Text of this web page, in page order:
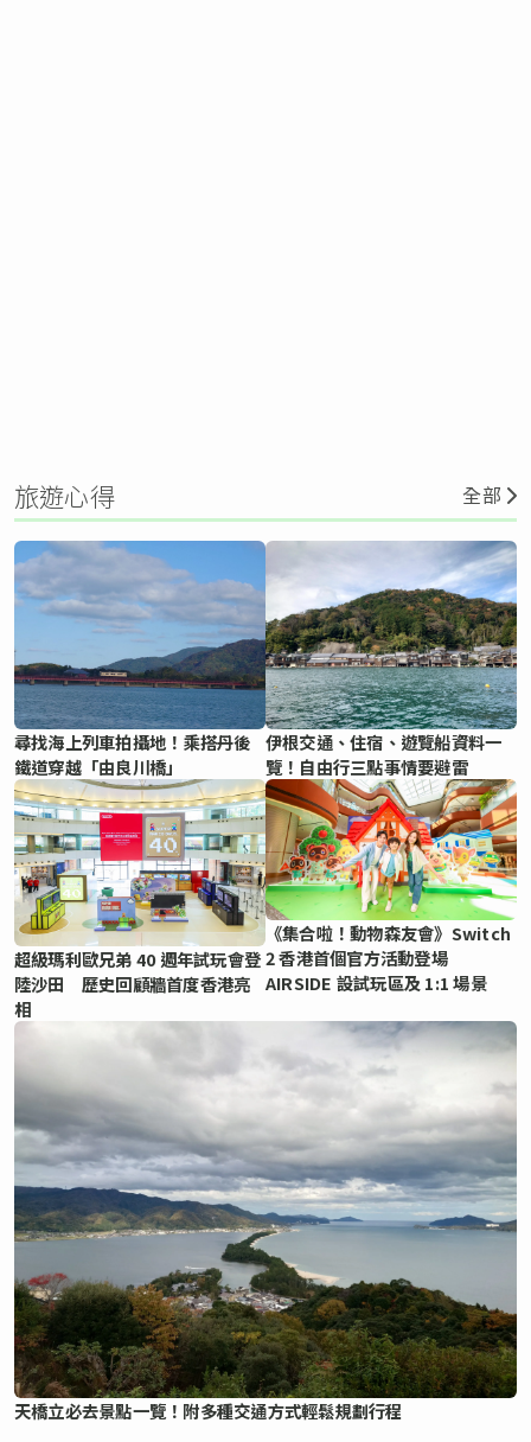
旅遊心得 全部
尋找海上列車拍攝地！乘搭丹後
鐵道穿越「由良川橋」
伊根交通、住宿、遊覽船資料一
覽！自由行三點事情要避雷
超級瑪利歐兄弟 40 週年試玩會登
陸沙田 歷史回顧牆首度香港亮
相
《集合啦！動物森友會》Switch
2 香港首個官方活動登場
AIRSIDE 設試玩區及 1:1 場景
天橋立必去景點一覽！附多種交通方式輕鬆規劃行程